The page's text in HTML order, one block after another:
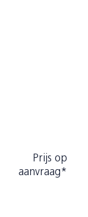
Prijs op
aanvraag*